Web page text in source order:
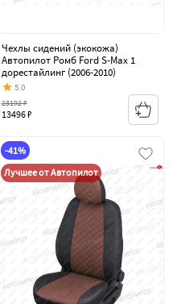
Чехлы сидений (экокожа)
Автопилот Ромб Ford S-Max 1
дорестайлинг (2006-2010)
5.0
13496 ₽
23192 ₽
-41%
Лучшее от Автопилот